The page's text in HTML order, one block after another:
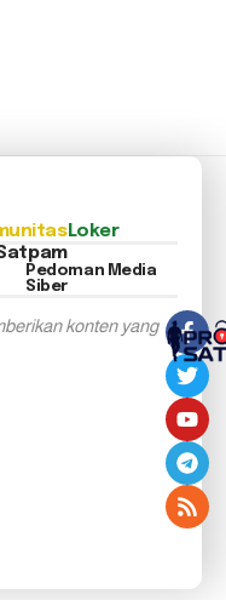
Loker
Pedoman Media
Siber
konten yang